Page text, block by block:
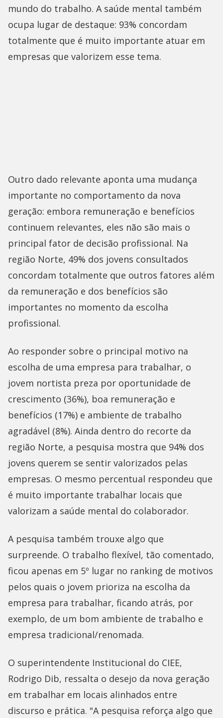
mundo do trabalho. A saúde mental também
ocupa lugar de destaque: 93% concordam
totalmente que é muito importante atuar em
empresas que valorizem esse tema.
Outro dado relevante aponta uma mudança
importante no comportamento da nova
geração: embora remuneração e benefícios
continuem relevantes, eles não são mais o
principal fator de decisão profissional. Na
região Norte, 49% dos jovens consultados
concordam totalmente que outros fatores além
da remuneração e dos benefícios são
importantes no momento da escolha
profissional.
Ao responder sobre o principal motivo na
escolha de uma empresa para trabalhar, o
jovem nortista preza por oportunidade de
crescimento (36%), boa remuneração e
benefícios (17%) e ambiente de trabalho
agradável (8%). Ainda dentro do recorte da
região Norte, a pesquisa mostra que 94% dos
jovens querem se sentir valorizados pelas
empresas. O mesmo percentual respondeu que
é muito importante trabalhar locais que
valorizam a saúde mental do colaborador.
A pesquisa também trouxe algo que
surpreende. O trabalho flexível, tão comentado,
ficou apenas em 5º lugar no ranking de motivos
pelos quais o jovem prioriza na escolha da
empresa para trabalhar, ficando atrás, por
exemplo, de um bom ambiente de trabalho e
empresa tradicional/renomada.
O superintendente Institucional do CIEE,
Rodrigo Dib, ressalta o desejo da nova geração
em trabalhar em locais alinhados entre
discurso e prática. "A pesquisa reforça algo que